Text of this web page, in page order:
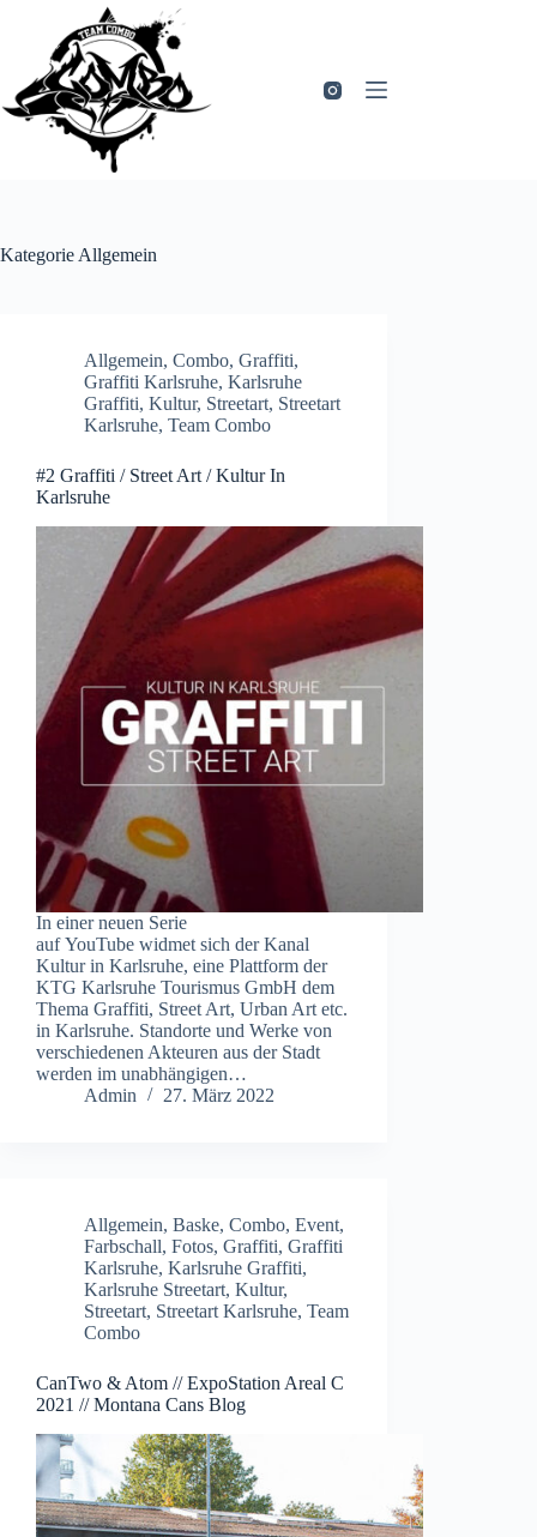
springen
Kategorie Allgemein
Allgemein, Combo, Graffiti,
Graffiti Karlsruhe, Karlsruhe
Graffiti, Kultur, Streetart, Streetart
Karlsruhe, Team Combo
#2 Graffiti / Street Art / Kultur In
Karlsruhe
In einer neuen Serie
auf YouTube widmet sich der Kanal
Kultur in Karlsruhe, eine Plattform der
KTG Karlsruhe Tourismus GmbH dem
Thema Graffiti, Street Art, Urban Art etc.
in Karlsruhe. Standorte und Werke von
verschiedenen Akteuren aus der Stadt
werden im unabhängigen…
Admin
27. März 2022
Allgemein, Baske, Combo, Event,
Farbschall, Fotos, Graffiti, Graffiti
Karlsruhe, Karlsruhe Graffiti,
Karlsruhe Streetart, Kultur,
Streetart, Streetart Karlsruhe, Team
Combo
CanTwo & Atom // ExpoStation Areal C
2021 // Montana Cans Blog